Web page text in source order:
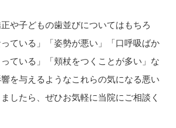
や子どもの歯並びについてはもちろ
ている」「姿勢が悪い」「口呼吸ばか
ている」「頬杖をつくことが多い」な
を与えるようなこれらの気になる悪い
したら、ぜひお気軽に当院にご相談く